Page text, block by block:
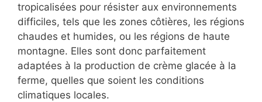
tropicalisées pour résister aux environnements
difficiles, tels que les zones côtières, les régions
chaudes et humides, ou les régions de haute
montagne. Elles sont donc parfaitement
adaptées à la production de crème glacée à la
ferme, quelles que soient les conditions
climatiques locales.